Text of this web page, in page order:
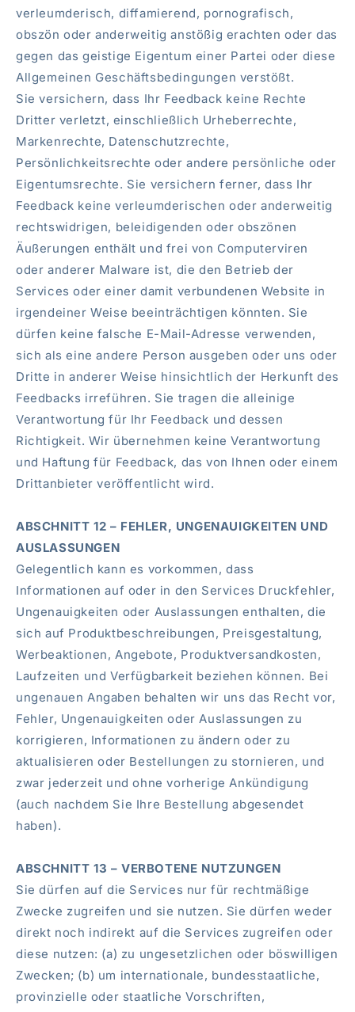
verleumderisch, diffamierend, pornografisch,
obszön oder anderweitig anstößig erachten oder das
gegen das geistige Eigentum einer Partei oder diese
Allgemeinen Geschäftsbedingungen verstößt.
Sie versichern, dass Ihr Feedback keine Rechte
Dritter verletzt, einschließlich Urheberrechte,
Markenrechte, Datenschutzrechte,
Persönlichkeitsrechte oder andere persönliche oder
Eigentumsrechte. Sie versichern ferner, dass Ihr
Feedback keine verleumderischen oder anderweitig
rechtswidrigen, beleidigenden oder obszönen
Äußerungen enthält und frei von Computerviren
oder anderer Malware ist, die den Betrieb der
Services oder einer damit verbundenen Website in
irgendeiner Weise beeinträchtigen könnten. Sie
dürfen keine falsche E-Mail-Adresse verwenden,
sich als eine andere Person ausgeben oder uns oder
Dritte in anderer Weise hinsichtlich der Herkunft des
Feedbacks irreführen. Sie tragen die alleinige
Verantwortung für Ihr Feedback und dessen
Richtigkeit. Wir übernehmen keine Verantwortung
und Haftung für Feedback, das von Ihnen oder einem
Drittanbieter veröffentlicht wird.
ABSCHNITT 12 – FEHLER, UNGENAUIGKEITEN UND
AUSLASSUNGEN
Gelegentlich kann es vorkommen, dass
Informationen auf oder in den Services Druckfehler,
Ungenauigkeiten oder Auslassungen enthalten, die
sich auf Produktbeschreibungen, Preisgestaltung,
Werbeaktionen, Angebote, Produktversandkosten,
Laufzeiten und Verfügbarkeit beziehen können. Bei
ungenauen Angaben behalten wir uns das Recht vor,
Fehler, Ungenauigkeiten oder Auslassungen zu
korrigieren, Informationen zu ändern oder zu
aktualisieren oder Bestellungen zu stornieren, und
zwar jederzeit und ohne vorherige Ankündigung
(auch nachdem Sie Ihre Bestellung abgesendet
haben).
ABSCHNITT 13 – VERBOTENE NUTZUNGEN
Sie dürfen auf die Services nur für rechtmäßige
Zwecke zugreifen und sie nutzen. Sie dürfen weder
direkt noch indirekt auf die Services zugreifen oder
diese nutzen: (a) zu ungesetzlichen oder böswilligen
Zwecken; (b) um internationale, bundesstaatliche,
provinzielle oder staatliche Vorschriften,